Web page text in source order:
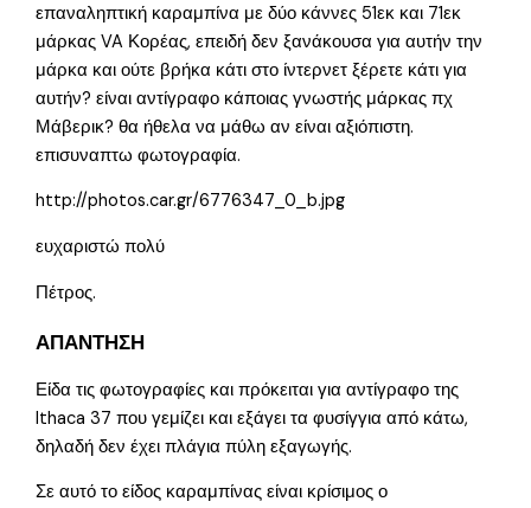
επαναληπτική καραμπίνα με δύο κάννες 51εκ και 71εκ
μάρκας VA Κορέας, επειδή δεν ξανάκουσα για αυτήν την
μάρκα και ούτε βρήκα κάτι στο ίντερνετ ξέρετε κάτι για
αυτήν? είναι αντίγραφο κάποιας γνωστής μάρκας πχ
Μάβερικ? θα ήθελα να μάθω αν είναι αξιόπιστη.
επισυναπτω φωτογραφία.
http://photos.car.gr/6776347_0_b.jpg
ευχαριστώ πολύ
Πέτρος.
ΑΠΑΝΤΗΣΗ
Είδα τις φωτογραφίες και πρόκειται για αντίγραφο της
Ithaca 37 που γεμίζει και εξάγει τα φυσίγγια από κάτω,
δηλαδή δεν έχει πλάγια πύλη εξαγωγής.
Σε αυτό το είδος καραμπίνας είναι κρίσιμος ο